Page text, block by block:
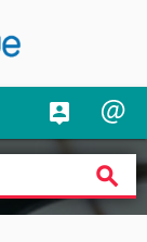
search